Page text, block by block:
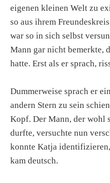
eigenen kleinen Welt zu
so aus ihrem
war so in sich selbst
Mann gar nicht bemerkte,
hatte. Erst als er sprach,
Dummerweise sprach er
andern Stern zu sein
Kopf. Der Mann, der wohl
durfte, versuchte nun
konnte Katja
kam deutsch.